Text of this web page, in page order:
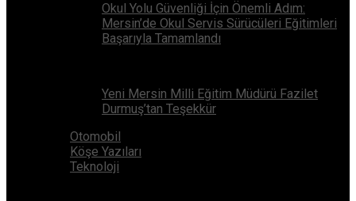
Okul Yolu Güvenliği İçin Önemli Adım:
Mersin’de Okul Servis Sürücüleri Eğitimleri
Başarıyla Tamamlandı
Yeni Mersin Milli Eğitim Müdürü Fazilet
Durmuş’tan Teşekkür
Otomobil
Köşe Yazıları
Teknoloji